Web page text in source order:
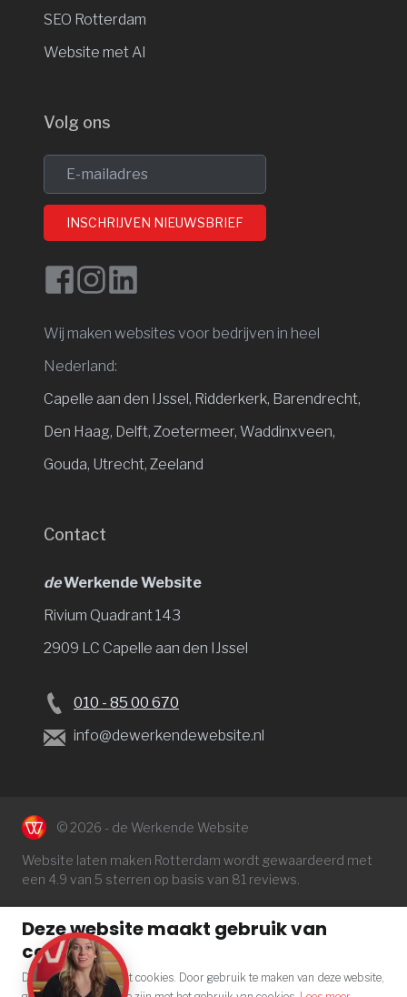
SEO Rotterdam
Website met AI
Volg ons
INSCHRIJVEN NIEUWSBRIEF
Wij maken websites voor bedrijven in heel
Nederland:
Capelle aan den IJssel, Ridderkerk, Barendrecht,
Den Haag, Delft, Zoetermeer, Waddinxveen,
Gouda, Utrecht, Zeeland
Contact
deWerkende Website
Rivium Quadrant 143
2909 LC Capelle aan den IJssel
010 - 85 00 670
info@dewerkendewebsite.nl
© 2026 - de Werkende Website
Website laten maken Rotterdam wordt gewaardeerd met
een 4.9 van 5 sterren op basis van 81 reviews.
Deze website maakt gebruik van
cookies
Deze website gebruikt cookies. Door gebruik te maken van deze website,